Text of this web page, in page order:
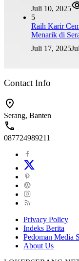
Juli 10, 2025
5
Raih Karir
Menarik di
Juli 17, 2025
Contact Info
Serang, Banten
087724989211
Privacy Policy
Indeks Berita
Pedoman Media
About Us